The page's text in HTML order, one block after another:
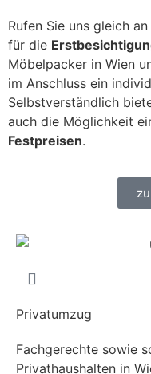
Rufen Sie uns gleich
für die
Möbelpacker in Wien
im Anschluss ein
Selbstverständlich
auch die Möglichkeit
Festpreisen.
Privatumzug
Fachgerechte sowie
Privathaushalten in